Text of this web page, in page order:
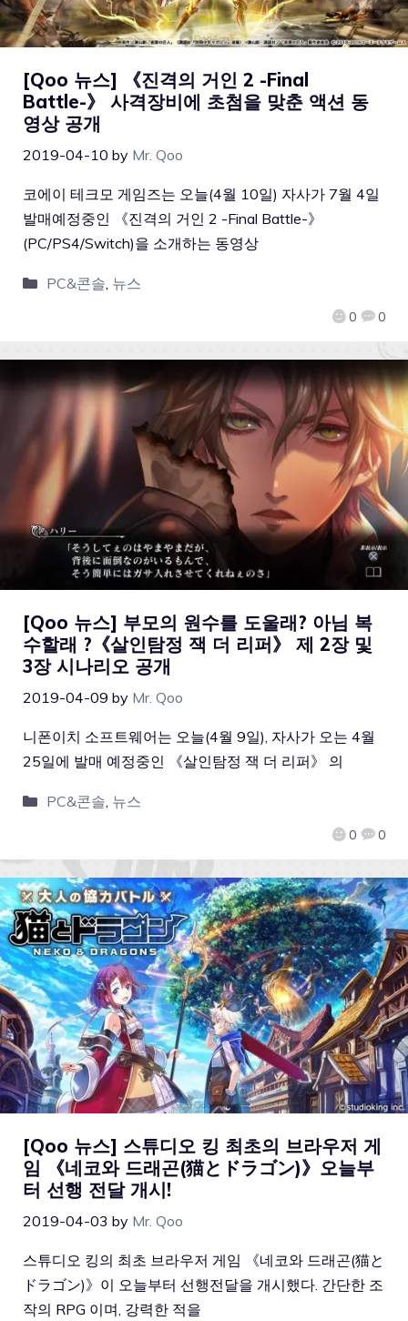
[Qoo 뉴스] 《진격의 거인 2 -Final
Battle-》 사격장비에 초첨을 맞춘 액션 동
영상 공개
2019-04-10 by Mr. Qoo
0 0
코에이 테크모 게임즈는 오늘(4월 10일) 자사가 7월 4일
발매예정중인 《진격의 거인 2 -Final Battle-》
(PC/PS4/Switch)을 소개하는 동영상
PC&콘솔 뉴스
[Qoo 뉴스] 부모의 원수를 도울래? 아님 복
수할래 ?《살인탐정 잭 더 리퍼》 제 2장 및
3장 시나리오 공개
2019-04-09 by Mr. Qoo
0 0
니폰이치 소프트웨어는 오늘(4월 9일), 자사가 오는 4월
25일에 발매 예정중인 《살인탐정 잭 더 리퍼》 의
PC&콘솔 뉴스
[Qoo 뉴스] 스튜디오 킹 최초의 브라우저 게
임 《네코와 드래곤(猫とドラゴン)》오늘부
터 선행 전달 개시!
2019-04-03 by Mr. Qoo
스튜디오 킹의 최초 브라우저 게임 《네코와 드래곤(猫と
ドラゴン)》이 오늘부터 선행전달을 개시했다. 간단한 조
작의 RPG 이며, 강력한 적을